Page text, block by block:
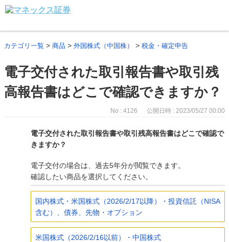
カテゴリ一覧 > 商品 > 外国株式（中国株） > 税金・確定申告
電子交付された取引報告書や取引残
高報告書はどこで確認できますか？
No : 4126 公開日時 : 2023/05/27 00:00
電子交付された取引報告書や取引残高報告書はどこで確認で
きますか？
電子交付の場合は、過去5年分が閲覧できます。
確認したい商品を選択してください。
国内株式・米国株式（2026/2/17以降）・投資信託（NISA
含む）、債券、先物・オプション
米国株式（2026/2/16以前）・中国株式